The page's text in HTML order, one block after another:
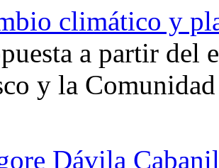
climático y
a partir del
y la
Dávila